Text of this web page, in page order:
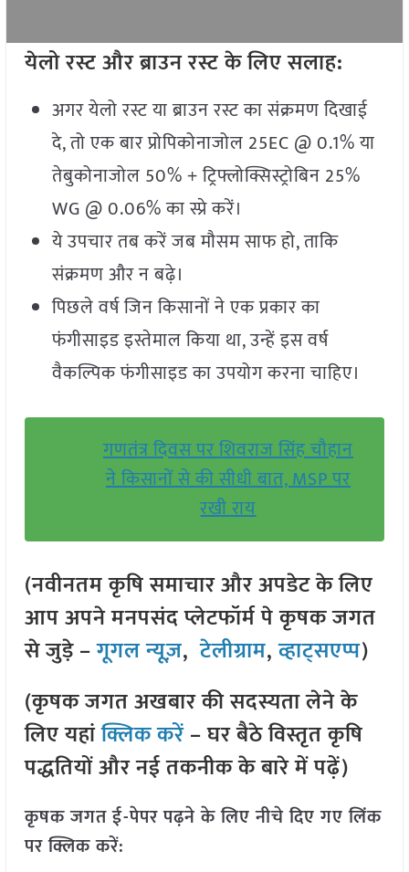
येलो रस्ट और ब्राउन रस्ट के लिए सलाह:
अगर येलो रस्ट या ब्राउन रस्ट का संक्रमण दिखाई
दे, तो एक बार प्रोपिकोनाजोल 25EC @ 0.1% या
तेबुकोनाजोल 50% + ट्रिफ्लोक्सिस्ट्रोबिन 25%
WG @ 0.06% का स्प्रे करें।
ये उपचार तब करें जब मौसम साफ हो, ताकि
संक्रमण और न बढ़े।
पिछले वर्ष जिन किसानों ने एक प्रकार का
फंगीसाइड इस्तेमाल किया था, उन्हें इस वर्ष
वैकल्पिक फंगीसाइड का उपयोग करना चाहिए।
गणतंत्र दिवस पर शिवराज सिंह चौहान
ने किसानों से की सीधी बात, MSP पर
रखी राय
(नवीनतम कृषि समाचार और अपडेट के लिए
आप अपने मनपसंद प्लेटफॉर्म पे कृषक जगत
से जुड़े –गूगल न्यूज़,टेलीग्राम,व्हाट्सएप्प)
(कृषक जगत अखबार की सदस्यता लेने के
लिए यहांक्लिक करें– घर बैठे विस्तृत कृषि
पद्धतियों और नई तकनीक के बारे में पढ़ें)
कृषक जगत ई-पेपर पढ़ने के लिए नीचे दिए गए लिंक
पर क्लिक करें: